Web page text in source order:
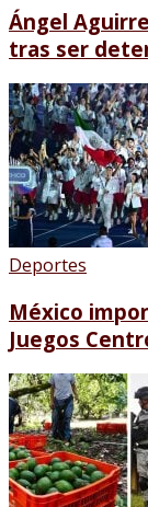
Ángel
tras ser
Deportes
México
Juegos